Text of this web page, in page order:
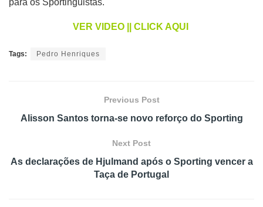
VER VIDEO || CLICK AQUI
Tags: Pedro Henriques
Previous Post
Alisson Santos torna-se novo reforço do Sporting
Next Post
As declarações de Hjulmand após o Sporting vencer a
Taça de Portugal